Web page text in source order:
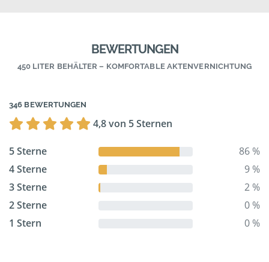
BEWERTUNGEN
450 LITER BEHÄLTER – KOMFORTABLE AKTENVERNICHTUNG
346 BEWERTUNGEN
4,8 von 5 Sternen
5 Sterne
86 %
4 Sterne
9 %
3 Sterne
2 %
2 Sterne
0 %
1 Stern
0 %